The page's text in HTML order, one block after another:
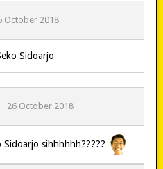
October 2018
Sidoarjo
26 October 2018
Sidoarjo sihhhhhh?????